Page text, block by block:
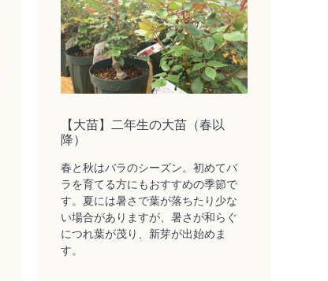
【大苗】二年生の大苗（春以
降）
春と秋はバラのシーズン。初めてバ
ラを育てる方にもおすすめの季節で
す。夏には暑さで葉が落ちたり少な
い場合がありますが、暑さが和らぐ
につれ葉が茂り、新芽が出始めま
す。